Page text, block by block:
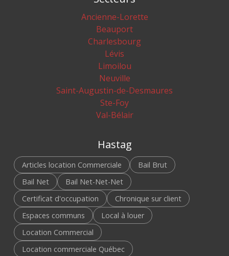
Ancienne-Lorette
Beauport
Charlesbourg
Lévis
Limoilou
Neuville
Saint-Augustin-de-Desmaures
Ste-Foy
Val-Bélair
Hastag
Articles location Commerciale
Bail Brut
Bail Net
Bail Net-Net-Net
Certificat d'occupation
Chronique sur client
Espaces communs
Local à louer
Location Commercial
Location commerciale Québec